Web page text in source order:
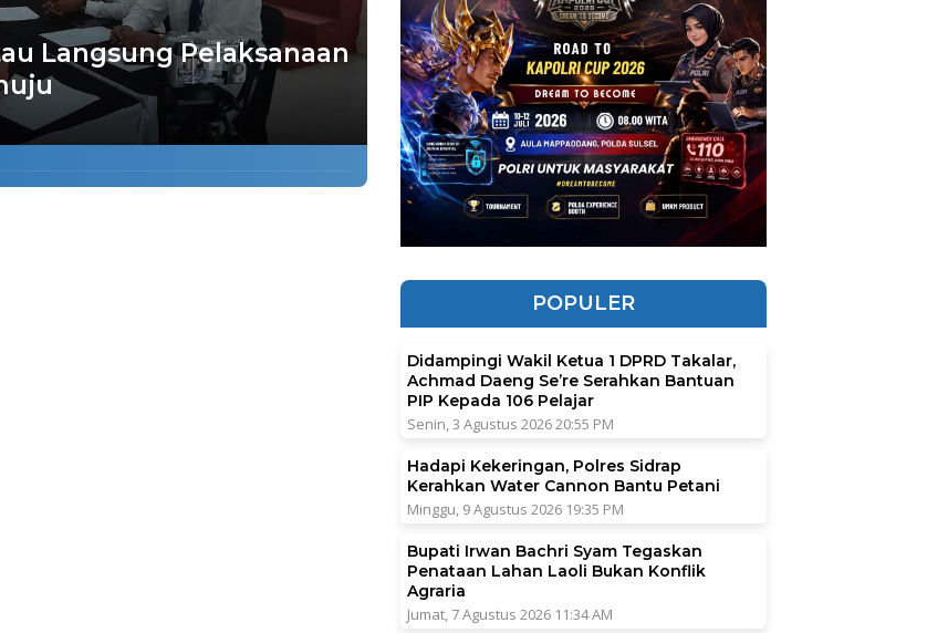
Langsung Pelaksanaan
POPULER
Didampingi Wakil Ketua 1 DPRD Takalar,
Achmad Daeng Se’re Serahkan Bantuan
PIP Kepada 106 Pelajar
Senin, 3 Agustus 2026 20:55 PM
Hadapi Kekeringan, Polres Sidrap
Kerahkan Water Cannon Bantu Petani
Minggu, 9 Agustus 2026 19:35 PM
Bupati Irwan Bachri Syam Tegaskan
Penataan Lahan Laoli Bukan Konflik
Agraria
Jumat, 7 Agustus 2026 11:34 AM